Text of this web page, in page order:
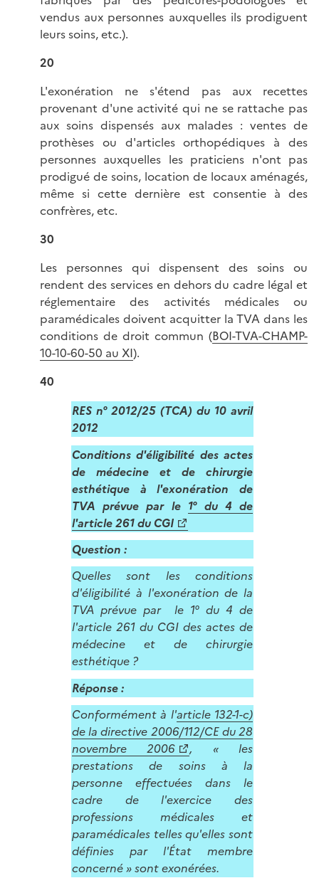
vendus aux personnes auxquelles ils prodiguent
leurs soins, etc.).
20
L'exonération ne s'étend pas aux recettes
provenant d'une activité qui ne se rattache pas
aux soins dispensés aux malades : ventes de
prothèses ou d'articles orthopédiques à des
personnes auxquelles les praticiens n'ont pas
prodigué de soins, location de locaux aménagés,
même si cette dernière est consentie à des
confrères, etc.
30
Les personnes qui dispensent des soins ou
rendent des services en dehors du cadre légal et
réglementaire des activités médicales ou
paramédicales doivent acquitter la TVA dans les
conditions de droit commun (BOI-TVA-CHAMP-
10-10-60-50 au XI).
40
RES n° 2012/25 (TCA) du 10 avril
2012
Conditions d'éligibilité des actes
de médecine et de chirurgie
esthétique à l'exonération de
TVA prévue par le 1° du 4 de
l'article 261 du CGI
Question :
Quelles sont les conditions
d'éligibilité à l'exonération de la
TVA prévue par le 1° du 4 de
l'article 261 du CGI des actes de
médecine et de chirurgie
esthétique ?
Réponse :
Conformément à l'article 132-1-c)
de la directive 2006/112/CE du 28
novembre 2006
, « les
prestations de soins à la
personne effectuées dans le
cadre de l'exercice des
professions médicales et
paramédicales telles qu'elles sont
définies par l'État membre
concerné » sont exonérées.